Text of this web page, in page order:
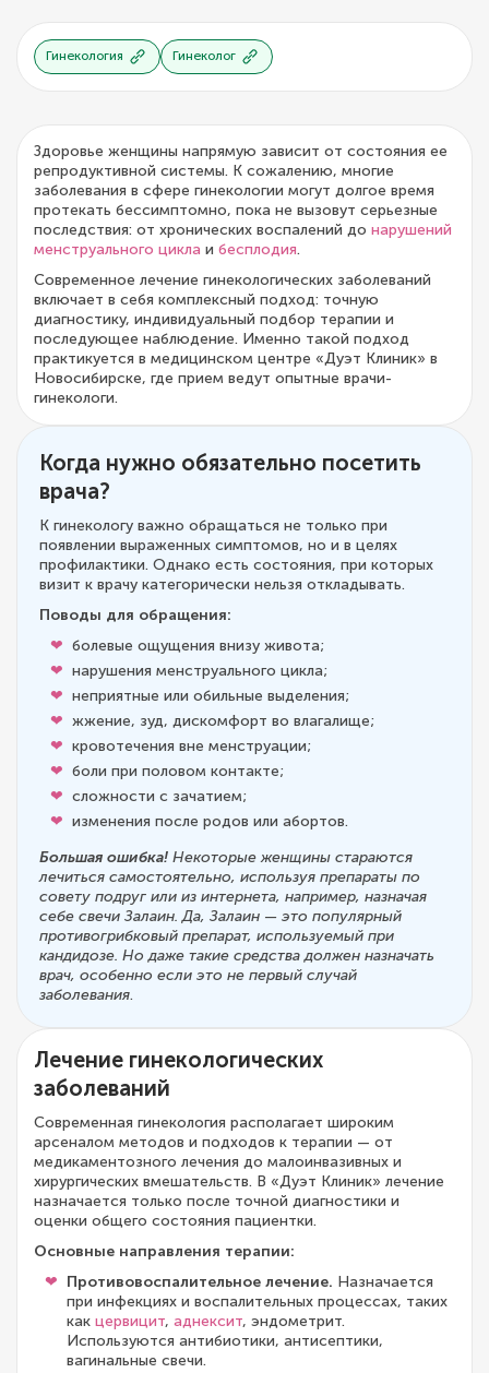
Гинекология Гинеколог
Здоровье женщины напрямую зависит от состояния ее
репродуктивной системы. К сожалению, многие
заболевания в сфере гинекологии могут долгое время
протекать бессимптомно, пока не вызовут серьезные
последствия: от хронических воспалений до нарушений
менструального цикла и бесплодия.
Современное лечение гинекологических заболеваний
включает в себя комплексный подход: точную
диагностику, индивидуальный подбор терапии и
последующее наблюдение. Именно такой подход
практикуется в медицинском центре «Дуэт Клиник» в
Новосибирске, где прием ведут опытные врачи-
гинекологи.
Когда нужно обязательно посетить
врача?
К гинекологу важно обращаться не только при
появлении выраженных симптомов, но и в целях
профилактики. Однако есть состояния, при которых
визит к врачу категорически нельзя откладывать.
Поводы для обращения:
болевые ощущения внизу живота;
нарушения менструального цикла;
неприятные или обильные выделения;
жжение, зуд, дискомфорт во влагалище;
кровотечения вне менструации;
боли при половом контакте;
сложности с зачатием;
изменения после родов или абортов.
Большая ошибка! Некоторые женщины стараются
лечиться самостоятельно, используя препараты по
совету подруг или из интернета, например, назначая
себе свечи Залаин. Да, Залаин — это популярный
противогрибковый препарат, используемый при
кандидозе. Но даже такие средства должен назначать
врач, особенно если это не первый случай
заболевания.
Лечение гинекологических
заболеваний
Современная гинекология располагает широким
арсеналом методов и подходов к терапии — от
медикаментозного лечения до малоинвазивных и
хирургических вмешательств. В «Дуэт Клиник» лечение
назначается только после точной диагностики и
оценки общего состояния пациентки.
Основные направления терапии:
Противовоспалительное лечение. Назначается
при инфекциях и воспалительных процессах, таких
как цервицит, аднексит, эндометрит.
Используются антибиотики, антисептики,
вагинальные свечи.